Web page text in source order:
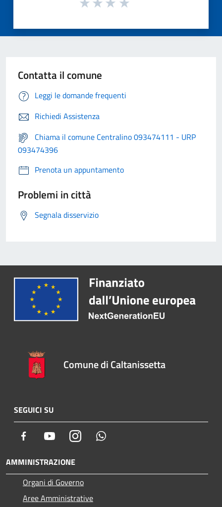
Contatta il comune
Leggi le domande frequenti
Richiedi Assistenza
Chiama il comune Centralino 093474111 - URP
093474396
Prenota un appuntamento
Problemi in città
Segnala disservizio
Comune di Caltanissetta
SEGUICI SU
Facebook YoutubeInstagram
AMMINISTRAZIONE
Organi di Governo
Aree Amministrative